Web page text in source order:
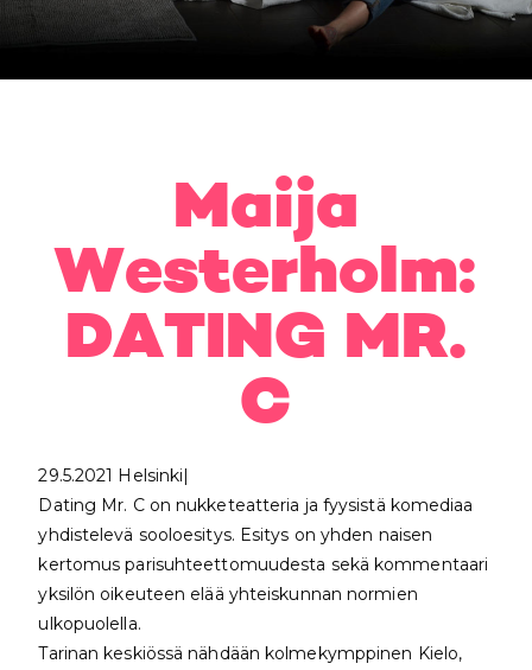
Maija
Westerholm:
DATING MR.
C
29.5.2021 Helsinki|
Dating Mr. C on nukketeatteria ja fyysistä komediaa
yhdistelevä sooloesitys. Esitys on yhden naisen
kertomus parisuhteettomuudesta sekä kommentaari
yksilön oikeuteen elää yhteiskunnan normien
ulkopuolella.
Tarinan keskiössä nähdään kolmekymppinen Kielo,